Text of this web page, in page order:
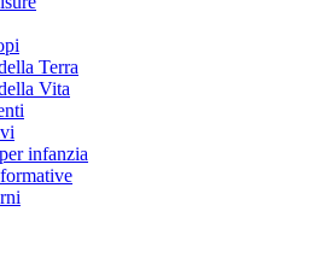
Terra
Vita
infanzia